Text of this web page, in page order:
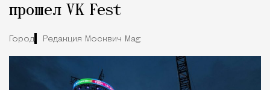
прошел VK Fest
Город Редакция Москвич Mag